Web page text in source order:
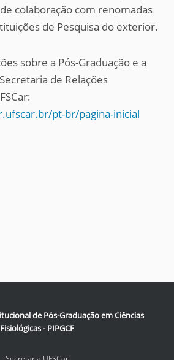
colaboração com renomadas
de Pesquisa do exterior.
sobre a Pós-Graduação e a
de Relações
pt-br/pagina-inicial
de Pós-Graduação em Ciências
Fisiológicas - PIPGCF